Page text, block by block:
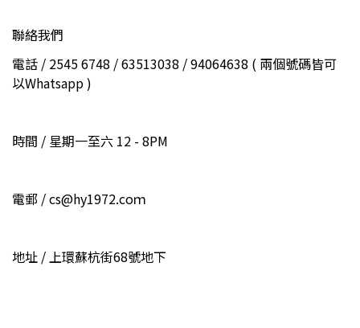
聯絡我們
電話 / 2545 6748 / 63513038 / 94064638 ( 兩個號碼皆可
以Whatsapp )
時間 / 星期一至六 12 - 8PM
電郵 / cs@hy1972.coｍ
地址 / 上環蘇杭街68號地下